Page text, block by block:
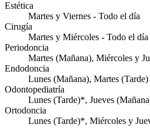
Estética
Martes y Viernes - Todo el día
Cirugía
Martes y Miércoles - Todo el día
Periodoncia
Martes (Mañana), Miércoles y
Endodoncia
Lunes (Mañana), Martes (Tarde)
Odontopediatría
Lunes (Tarde)*, Jueves
Ortodoncia
Lunes (Tarde)*, Miércoles y